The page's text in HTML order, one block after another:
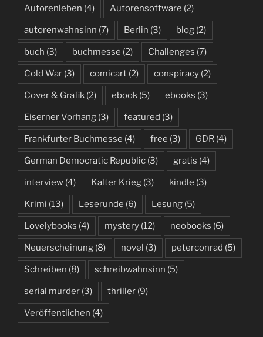
Autorenleben (4) Autorensoftware (2)
autorenwahnsinn (7) Berlin (3) blog (2)
buch (3) buchmesse (2) Challenges (7)
Cold War (3) comicart (2) conspiracy (2)
Cover & Grafik (2) ebook (5) ebooks (3)
Eiserner Vorhang (3) featured (3)
Frankfurter Buchmesse (4) free (3) GDR (4)
German Democratic Republic (3) gratis (4)
interview (4) Kalter Krieg (3) kindle (3)
Krimi (13) Leserunde (6) Lesung (5)
Lovelybooks (4) mystery (12) neobooks (6)
Neuerscheinung (8) novel (3) peterconrad (5)
Schreiben (8) schreibwahnsinn (5)
serial murder (3) thriller (9)
Veröffentlichen (4)